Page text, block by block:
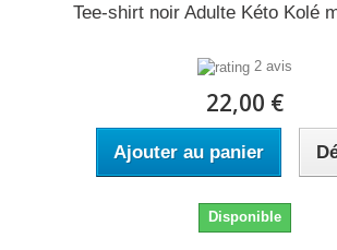
Tee-shirt noir Adulte Kéto Kolé
2 avis
22,00 €
Ajouter au panier
Disponible